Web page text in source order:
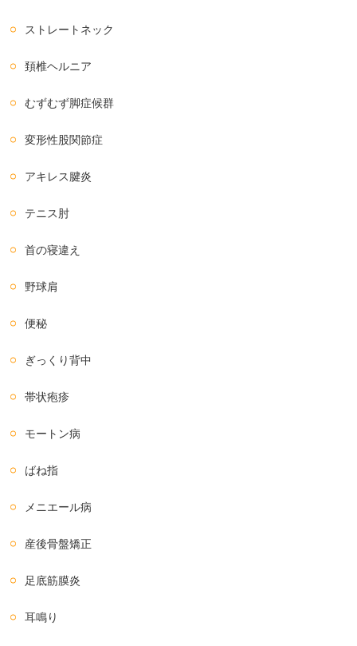
ストレートネック
頚椎ヘルニア
むずむず脚症候群
変形性股関節症
アキレス腱炎
テニス肘
首の寝違え
野球肩
便秘
ぎっくり背中
帯状疱疹
モートン病
ばね指
メニエール病
産後骨盤矯正
足底筋膜炎
耳鳴り